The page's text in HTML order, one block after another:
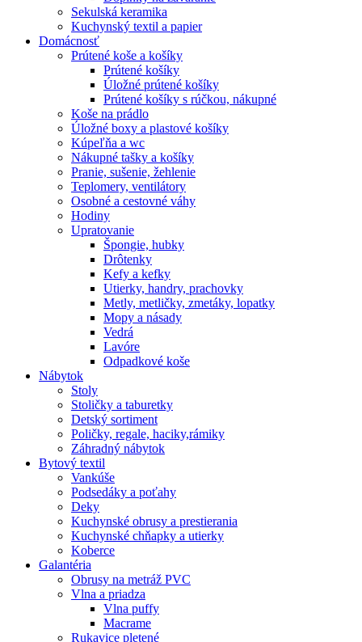
Sekulská keramika
Kuchynský textil a papier
Domácnosť
Prútené koše a košíky
Prútené košíky
Úložné prútené košíky
Prútené košíky s rúčkou, nákupné
Koše na prádlo
Úložné boxy a plastové košíky
Kúpeľňa a wc
Nákupné tašky a košíky
Pranie, sušenie, žehlenie
Teplomery, ventilátory
Osobné a cestovné váhy
Hodiny
Upratovanie
Špongie, hubky
Drôtenky
Kefy a kefky
Utierky, handry, prachovky
Metly, metličky, zmetáky, lopatky
Mopy a násady
Vedrá
Lavóre
Odpadkové koše
Nábytok
Stoly
Stoličky a taburetky
Detský sortiment
Poličky, regale, haciky,rámiky
Záhradný nábytok
Bytový textil
Vankúše
Podsedáky a poťahy
Deky
Kuchynské obrusy a prestierania
Kuchynské chňapky a utierky
Koberce
Galantéria
Obrusy na metráž PVC
Vlna a priadza
Vlna puffy
Macrame
Rukavice pletené